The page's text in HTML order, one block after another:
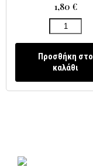
1,80 €
Προσθήκη στο
καλάθι